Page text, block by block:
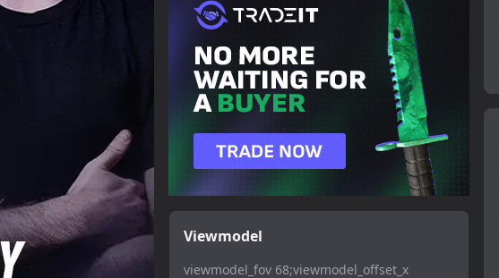
Viewmodel
viewmodel_fov 68;viewmodel_offset_x